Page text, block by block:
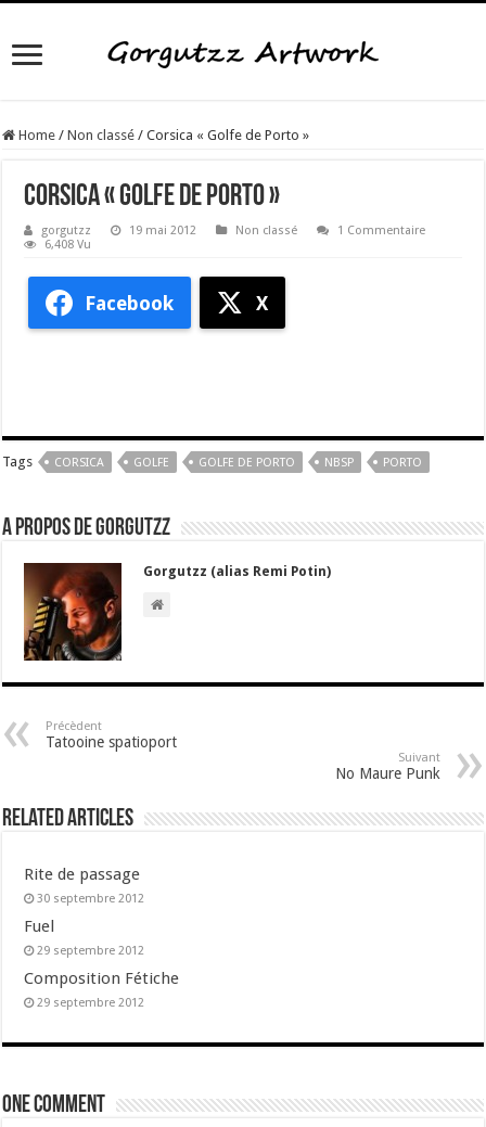
Home / Non classé / Corsica « Golfe de Porto »
Corsica « Golfe de Porto »
gorgutzz 19 mai 2012 Non classé
1 Commentaire
6,408 Vu
Facebook X
Tags CORSICA GOLFE GOLFE DE PORTO NBSP PORTO
A propos de gorgutzz
Gorgutzz (alias Remi Potin)
Précèdent
Tatooine spatioport
Suivant
No Maure Punk
Related Articles
Rite de passage
30 septembre 2012
Fuel
29 septembre 2012
Composition Fétiche
29 septembre 2012
One comment